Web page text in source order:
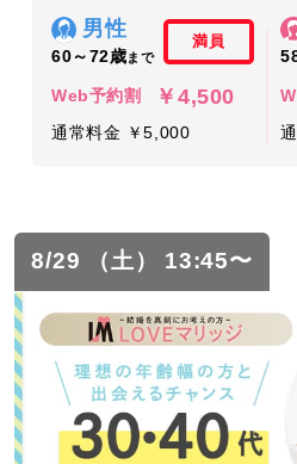
男性
60～72歳まで
満員
Web予約割 ￥4,500
通常料金 ￥5,000
8/29 （土） 13:45〜